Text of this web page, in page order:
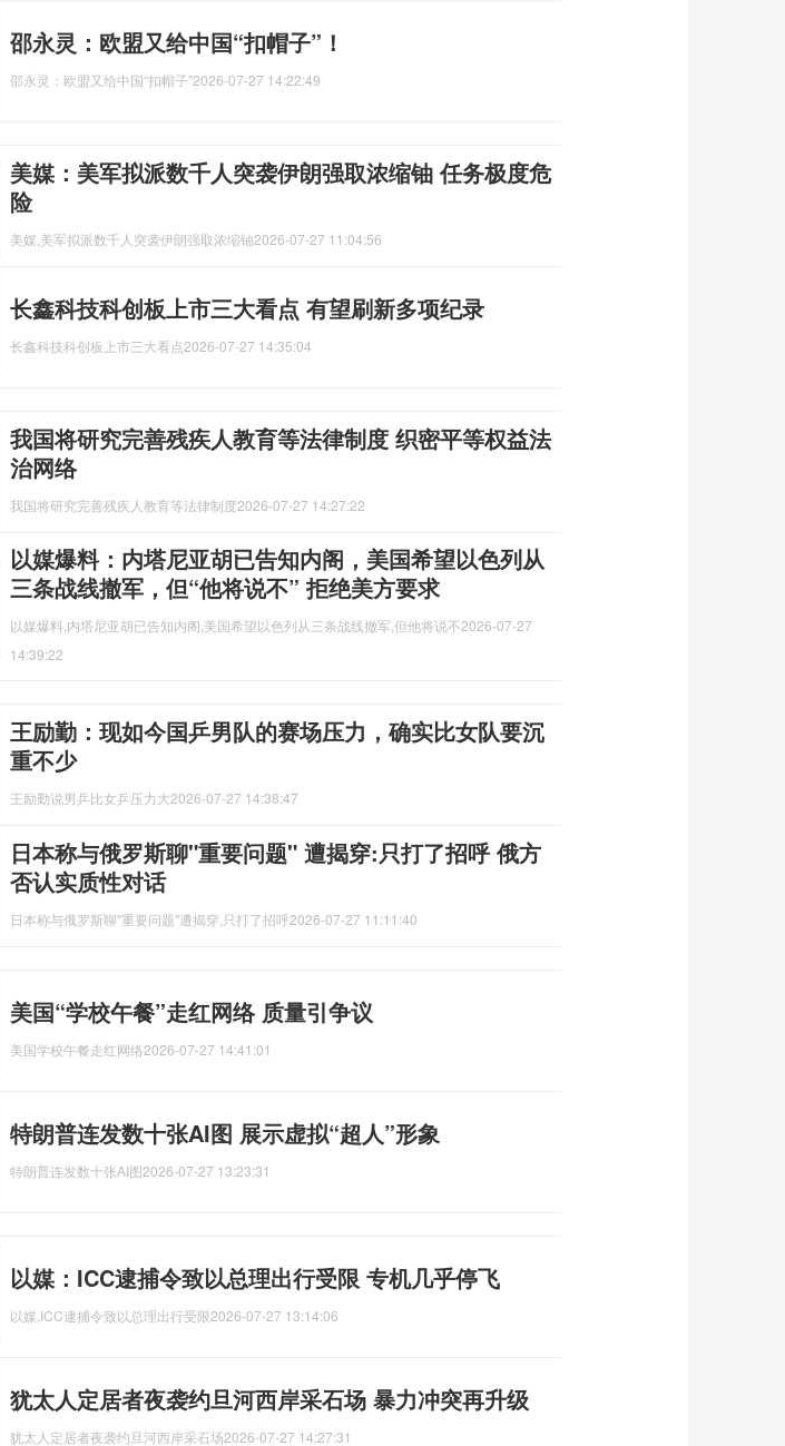
邵永灵：欧盟又给中国“扣帽子”！
邵永灵：欧盟又给中国“扣帽子”2026-07-27 14:22:49
美媒：美军拟派数千人突袭伊朗强取浓缩铀 任务极度危
险
美媒,美军拟派数千人突袭伊朗强取浓缩铀2026-07-27 11:04:56
长鑫科技科创板上市三大看点 有望刷新多项纪录
长鑫科技科创板上市三大看点2026-07-27 14:35:04
我国将研究完善残疾人教育等法律制度 织密平等权益法
治网络
我国将研究完善残疾人教育等法律制度2026-07-27 14:27:22
以媒爆料：内塔尼亚胡已告知内阁，美国希望以色列从
三条战线撤军，但“他将说不” 拒绝美方要求
以媒爆料,内塔尼亚胡已告知内阁,美国希望以色列从三条战线撤军,但他将说不2026-07-27
14:39:22
王励勤：现如今国乒男队的赛场压力，确实比女队要沉
重不少
王励勤说男乒比女乒压力大2026-07-27 14:38:47
日本称与俄罗斯聊"重要问题" 遭揭穿:只打了招呼 俄方
否认实质性对话
日本称与俄罗斯聊"重要问题"遭揭穿,只打了招呼2026-07-27 11:11:40
美国“学校午餐”走红网络 质量引争议
美国学校午餐走红网络2026-07-27 14:41:01
特朗普连发数十张AI图 展示虚拟“超人”形象
特朗普连发数十张AI图2026-07-27 13:23:31
以媒：ICC逮捕令致以总理出行受限 专机几乎停飞
以媒,ICC逮捕令致以总理出行受限2026-07-27 13:14:06
犹太人定居者夜袭约旦河西岸采石场 暴力冲突再升级
犹太人定居者夜袭约旦河西岸采石场2026-07-27 14:27:31